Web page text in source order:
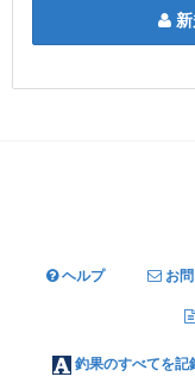
新
ヘルプ お
釣果のすべてを記